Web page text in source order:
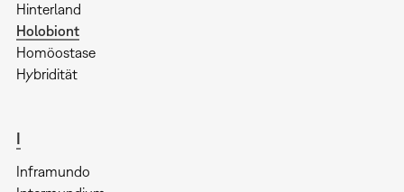
Hinterland
Holobiont
Homöostase
Hybridität
I
Inframundo